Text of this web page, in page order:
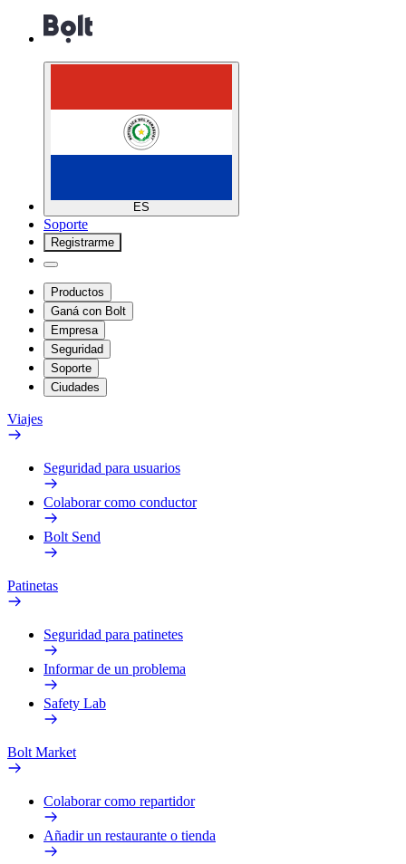
ES
Soporte
Registrarme
Productos
Ganá con Bolt
Empresa
Seguridad
Soporte
Ciudades
Viajes
Seguridad para usuarios
Colaborar como conductor
Bolt Send
Patinetas
Seguridad para patinetes
Informar de un problema
Safety Lab
Bolt Market
Colaborar como repartidor
Añadir un restaurante o tienda